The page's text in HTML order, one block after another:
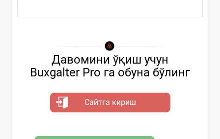
Давомини ўқиш учун
Buxgalter Pro га обуна бўлинг
Сайтга кириш